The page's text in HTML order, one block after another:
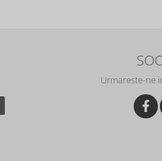
Urmareste-ne